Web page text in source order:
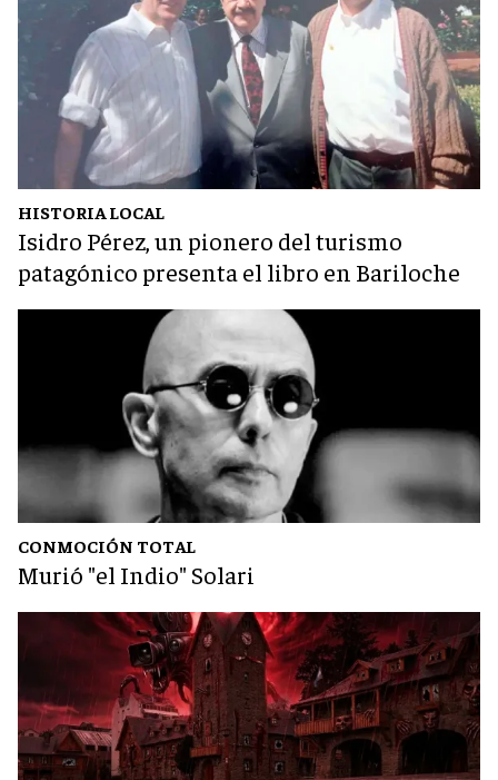
HISTORIA LOCAL
Isidro Pérez, un pionero del turismo
patagónico presenta el libro en Bariloche
CONMOCIÓN TOTAL
Murió "el Indio" Solari